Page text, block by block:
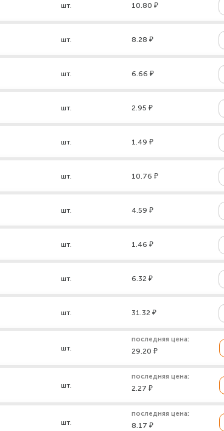
шт. 10.80 ₽
шт. 8.28 ₽
шт. 6.66 ₽
шт. 2.95 ₽
шт. 1.49 ₽
шт. 10.76 ₽
шт. 4.59 ₽
шт. 1.46 ₽
шт. 6.32 ₽
шт. 31.32 ₽
шт.
последняя цена:
29.20 ₽
шт.
последняя цена:
2.27 ₽
шт.
последняя цена:
8.17 ₽